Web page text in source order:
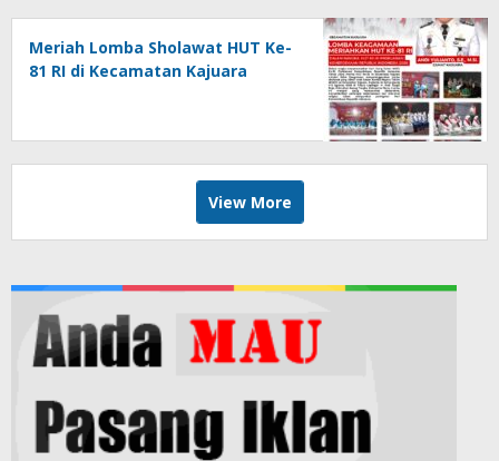
Meriah Lomba Sholawat HUT Ke-
81 RI di Kecamatan Kajuara
View More